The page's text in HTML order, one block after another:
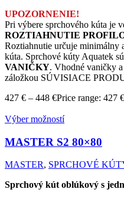
UPOZORNENIE!
Pri výbere sprchového kúta je
ROZTIAHNUTIE
Roztiahnutie určuje minimálny
kúta. Sprchové kúty Aquatek
VANIČKY. Vhodné vaničky
záložkou SÚVISIACE
427 € – 448 €Price range: 427
Výber možností
MASTER S2 80×80
MASTER, SPRCHOVÉ
Sprchový kút oblúkový s